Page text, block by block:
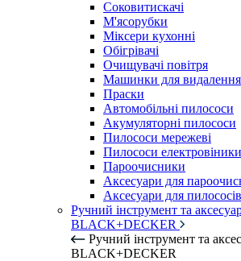
Соковитискачі
М'ясорубки
Міксери кухонні
Обігрівачі
Очищувачі повітря
Машинки для
Праски
Автомобільні пилососи
Акумуляторні пилососи
Пилососи мережеві
Пилососи електровіники
Пароочисники
Аксесуари для
Аксесуари для пилососів
Ручний інструмент та
BLACK+DECKER
Ручний інструмент та
BLACK+DECKER